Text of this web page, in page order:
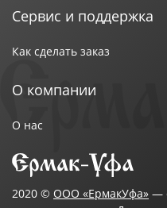
Сервис и поддержка
Как сделать заказ
О компании
О нас
2020 © ООО «ЕрмакУфа» —